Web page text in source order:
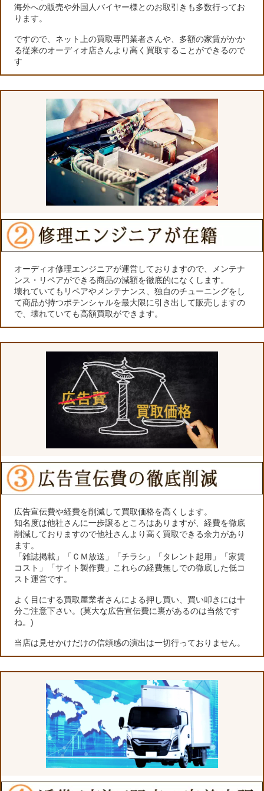
海外への販売や外国人バイヤー様とのお取引きも多数行ってお
ります。
ですので、ネット上の買取専門業者さんや、多額の家賃がかか
る従来のオーディオ店さんより高く買取することができるので
す
オーディオ修理エンジニアが運営しておりますので、メンテナ
ンス・リペアができる商品の減額を徹底的になくします。
壊れていてもリペアやメンテナンス、独自のチューニングをし
て商品が持つポテンシャルを最大限に引き出して販売しますの
で、壊れていても高額買取ができます。
広告宣伝費や経費を削減して買取価格を高くします。
知名度は他社さんに一歩譲るところはありますが、経費を徹底
削減しておりますので他社さんより高く買取できる余力があり
ます。
「雑誌掲載」「ＣＭ放送」「チラシ」「タレント起用」「家賃
コスト」「サイト製作費」これらの経費無しでの徹底した低コ
スト運営です。
よく目にする買取屋業者さんによる押し買い、買い叩きには十
分ご注意下さい。(莫大な広告宣伝費に裏があるのは当然です
ね。)
当店は見せかけだけの信頼感の演出は一切行っておりません。